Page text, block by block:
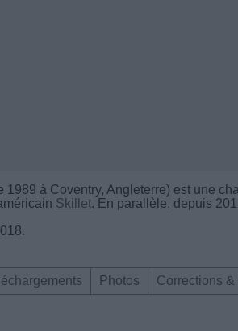
à Coventry, Angleterre) est une
Skillet. En parallèle, depuis
Photos Corrections